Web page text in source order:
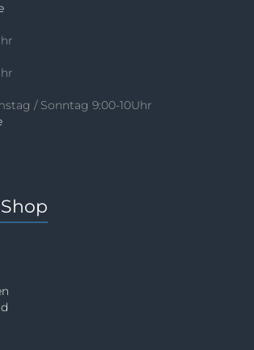
/ Sonntag 9:00-10Uhr